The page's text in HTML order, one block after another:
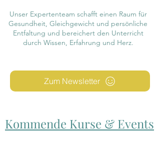
Zum Newsletter
Unser Expertenteam schafft einen Raum für
Gesundheit, Gleichgewicht und persönliche
Entfaltung und bereichert den Unterricht
durch Wissen, Erfahrung und Herz.
Kommende Kurse & Events